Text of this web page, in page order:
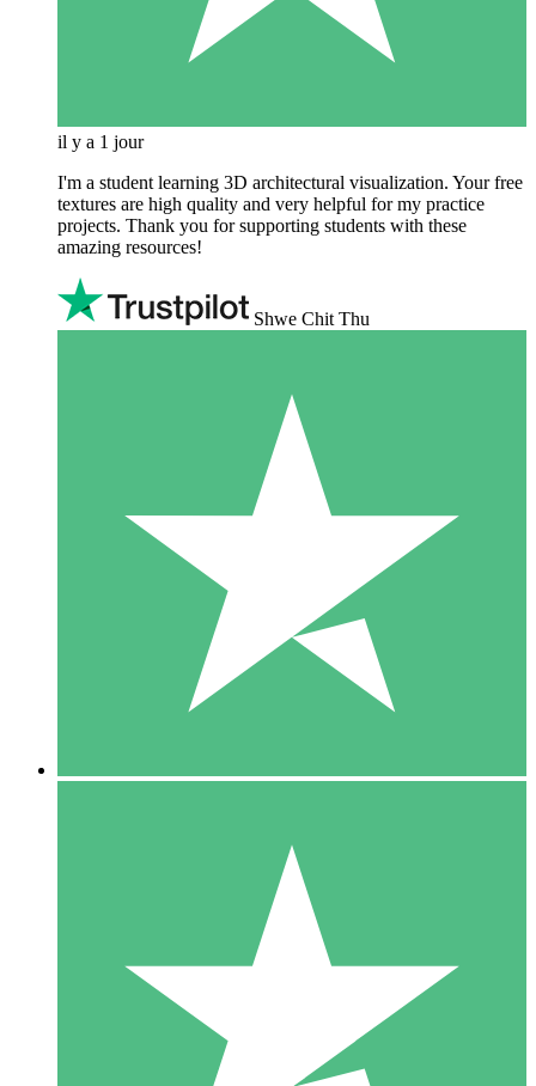
il y a 1 jour
I'm a student learning 3D architectural visualization. Your free
textures are high quality and very helpful for my practice
projects. Thank you for supporting students with these
amazing resources!
Shwe Chit Thu